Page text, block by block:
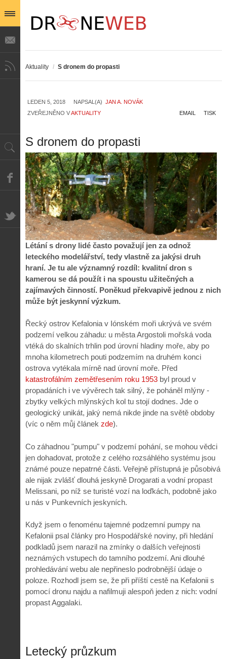
Aktuality / S dronem do propasti
LEDEN 5, 2018 NAPSAL(A) JAN A. NOVÁK
ZVEŘEJNĚNO VAKTUALITY TISK
EMAIL
S dronem do propasti
Létání s drony lidé často považují jen za odnož
leteckého modelářství, tedy vlastně za jakýsi druh
hraní. Je tu ale významný rozdíl: kvalitní dron s
kamerou se dá použít i na spoustu užitečných a
zajímavých činností. Poněkud překvapivě jednou z nich
může být jeskynní výzkum.
Řecký ostrov Kefalonia v Iónském moři ukrývá ve svém
podzemí velkou záhadu: u města Argostoli mořská voda
vtéká do skalních trhlin pod úrovní hladiny moře, aby po
mnoha kilometrech pouti podzemím na druhém konci
ostrova vytékala mírně nad úrovní moře. Před
katastrofálním zemětřesením roku 1953 byl proud v
propadáních i ve vývěrech tak silný, že poháněl mlýny -
zbytky velkých mlýnských kol tu stojí dodnes. Jde o
geologický unikát, jaký nemá nikde jinde na světě obdoby
(víc o něm můj článek zde).
Co záhadnou "pumpu" v podzemí pohání, se mohou vědci
jen dohadovat, protože z celého rozsáhlého systému jsou
známé pouze nepatrné části. Veřejně přístupná je působivá
ale nijak zvlášť dlouhá jeskyně Drogarati a vodní propast
Melissani, po níž se turisté vozí na loďkách, podobně jako
u nás v Punkevních jeskyních.
Když jsem o fenoménu tajemné podzemní pumpy na
Kefalonii psal články pro Hospodářské noviny, při hledání
podkladů jsem narazil na zmínky o dalších veřejnosti
neznámých vstupech do tamního podzemí. Ani dlouhé
prohledávání webu ale nepřineslo podrobnější údaje o
poloze. Rozhodl jsem se, že při příští cestě na Kefalonii s
pomocí dronu najdu a nafilmuji alespoň jeden z nich: vodní
propast Aggalaki.
Letecký průzkum